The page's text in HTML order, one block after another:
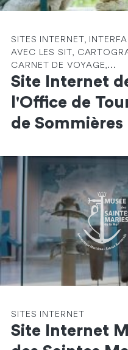
SITES INTERNET,
AVEC LES SIT,
CARNET DE VOYAGE,...
Site Internet
l'Office de
de Sommières
SITES INTERNET
Site Internet